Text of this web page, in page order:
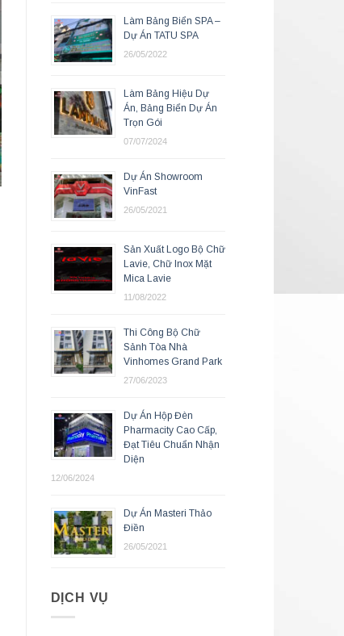
Làm Bảng Biển SPA –
Dự Án TATU SPA
26/05/2022
Làm Bảng Hiệu Dự
Án, Bảng Biển Dự Án
Trọn Gói
07/07/2024
Dự Án Showroom
VinFast
26/05/2021
Sản Xuất Logo Bộ Chữ
Lavie, Chữ Inox Mặt
Mica Lavie
11/08/2022
Thi Công Bộ Chữ
Sảnh Tòa Nhà
Vinhomes Grand Park
27/06/2023
Dự Án Hộp Đèn
Pharmacity Cao Cấp,
Đạt Tiêu Chuẩn Nhận
Diện
12/06/2024
Dự Án Masteri Thảo
Điền
26/05/2021
DỊCH VỤ